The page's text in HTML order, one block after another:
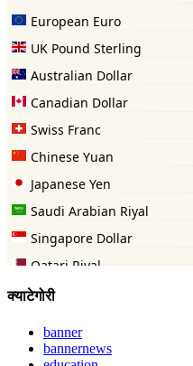
क्याटेगोरी
banner
bannernews